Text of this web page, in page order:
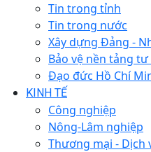
Tin trong tỉnh
Tin trong nước
Xây dựng Đảng -
Bảo vệ nền tảng
Đạo đức Hồ Chí
KINH TẾ
Công nghiệp
Nông-Lâm nghiệp
Thương mại - Dịch